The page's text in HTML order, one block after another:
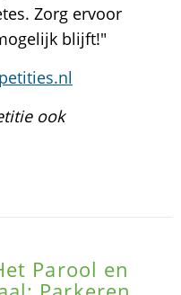
Zorg ervoor
blijft!"
ook
Parool en